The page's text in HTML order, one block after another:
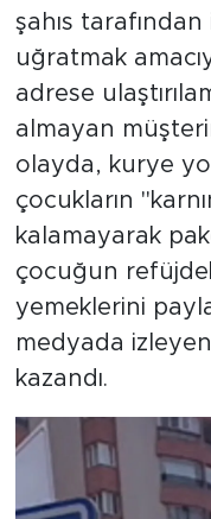
şahıs
uğratmak
adrese
almayan
olayda, kurye
çocukların
kalamayarak
çocuğun
yemeklerini
medyada
kazandı.